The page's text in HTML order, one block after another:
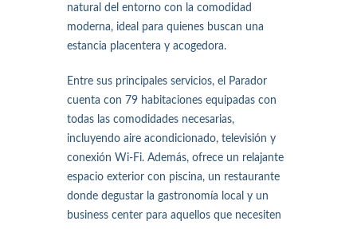
natural del entorno con la comodidad
moderna, ideal para quienes buscan una
estancia placentera y acogedora.
Entre sus principales servicios, el Parador
cuenta con 79 habitaciones equipadas con
todas las comodidades necesarias,
incluyendo aire acondicionado, televisión y
conexión Wi-Fi. Además, ofrece un relajante
espacio exterior con piscina, un restaurante
donde degustar la gastronomía local y un
business center para aquellos que necesiten